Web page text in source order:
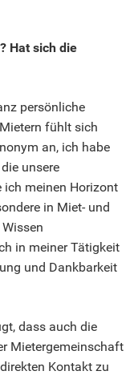
Hat sich die
persönliche
fühlt sich
an, ich habe
unsere
meinen Horizont
in Miet- und
in meiner Tätigkeit
und Dankbarkeit
dass auch die
Mietergemeinschaft
Kontakt zu